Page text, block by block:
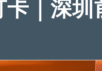
卡｜深圳